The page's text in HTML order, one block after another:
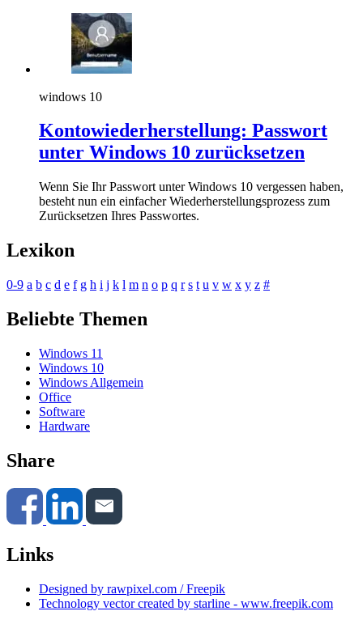
windows 10
Kontowiederherstellung: Passwort
unter Windows 10 zurücksetzen
Wenn Sie Ihr Passwort unter Windows 10 vergessen haben,
besteht nun ein einfacher Wiederherstellungsprozess zum
Zurücksetzen Ihres Passwortes.
Lexikon
0-9 a b c d e f g h i j k l m n o p q r s t u v w x y z #
Beliebte Themen
Windows 11
Windows 10
Windows Allgemein
Office
Software
Hardware
Share
Links
Designed by rawpixel.com / Freepik
Technology vector created by starline - www.freepik.com